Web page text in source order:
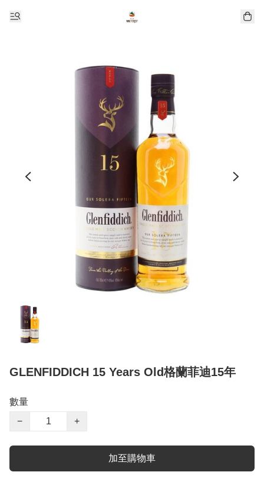
GLENFIDDICH 15 Years Old格蘭菲迪15年
數量
−
+
加至購物車